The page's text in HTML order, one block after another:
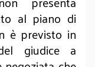
al piano di
è previsto in
giudice a